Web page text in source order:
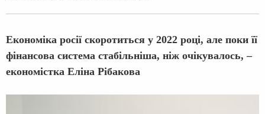
Економіка росії скоротиться у 2022 році, але поки її
фінансова система стабільніша, ніж очікувалось, –
економістка Еліна Рібакова